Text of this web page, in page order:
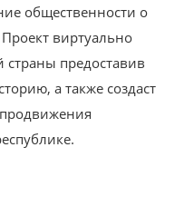
общественности о
виртуально
страны предоставив
а также создаст